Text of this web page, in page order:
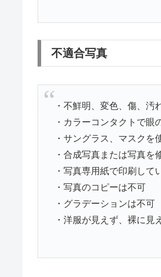
不適合写真
・不鮮明、変色、傷、汚
・カラーコンタクトで眼
・サングラス、マスク
・合成写真または写真を
・写真専用紙で印刷して
・写真のコピーは不可
・グラデーションは不可
・洋服が見えず、裸に見